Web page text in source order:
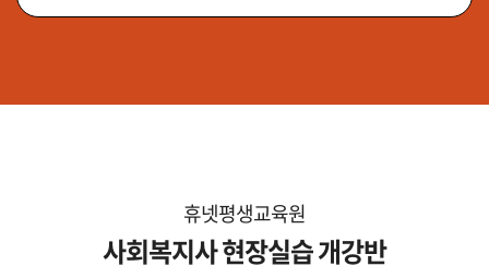
휴넷평생교육원
사회복지사 현장실습 개강반